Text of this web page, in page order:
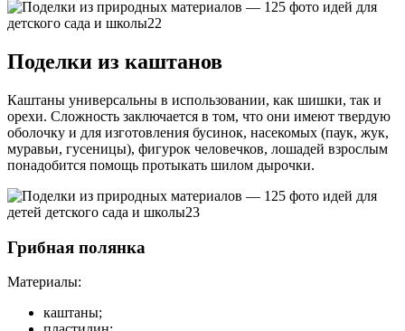
Поделки из каштанов
Каштаны универсальны в использовании, как шишки, так и
орехи. Сложность заключается в том, что они имеют твердую
оболочку и для изготовления бусинок, насекомых (паук, жук,
муравьи, гусеницы), фигурок человечков, лошадей взрослым
понадобится помощь протыкать шилом дырочки.
Грибная полянка
Материалы:
каштаны;